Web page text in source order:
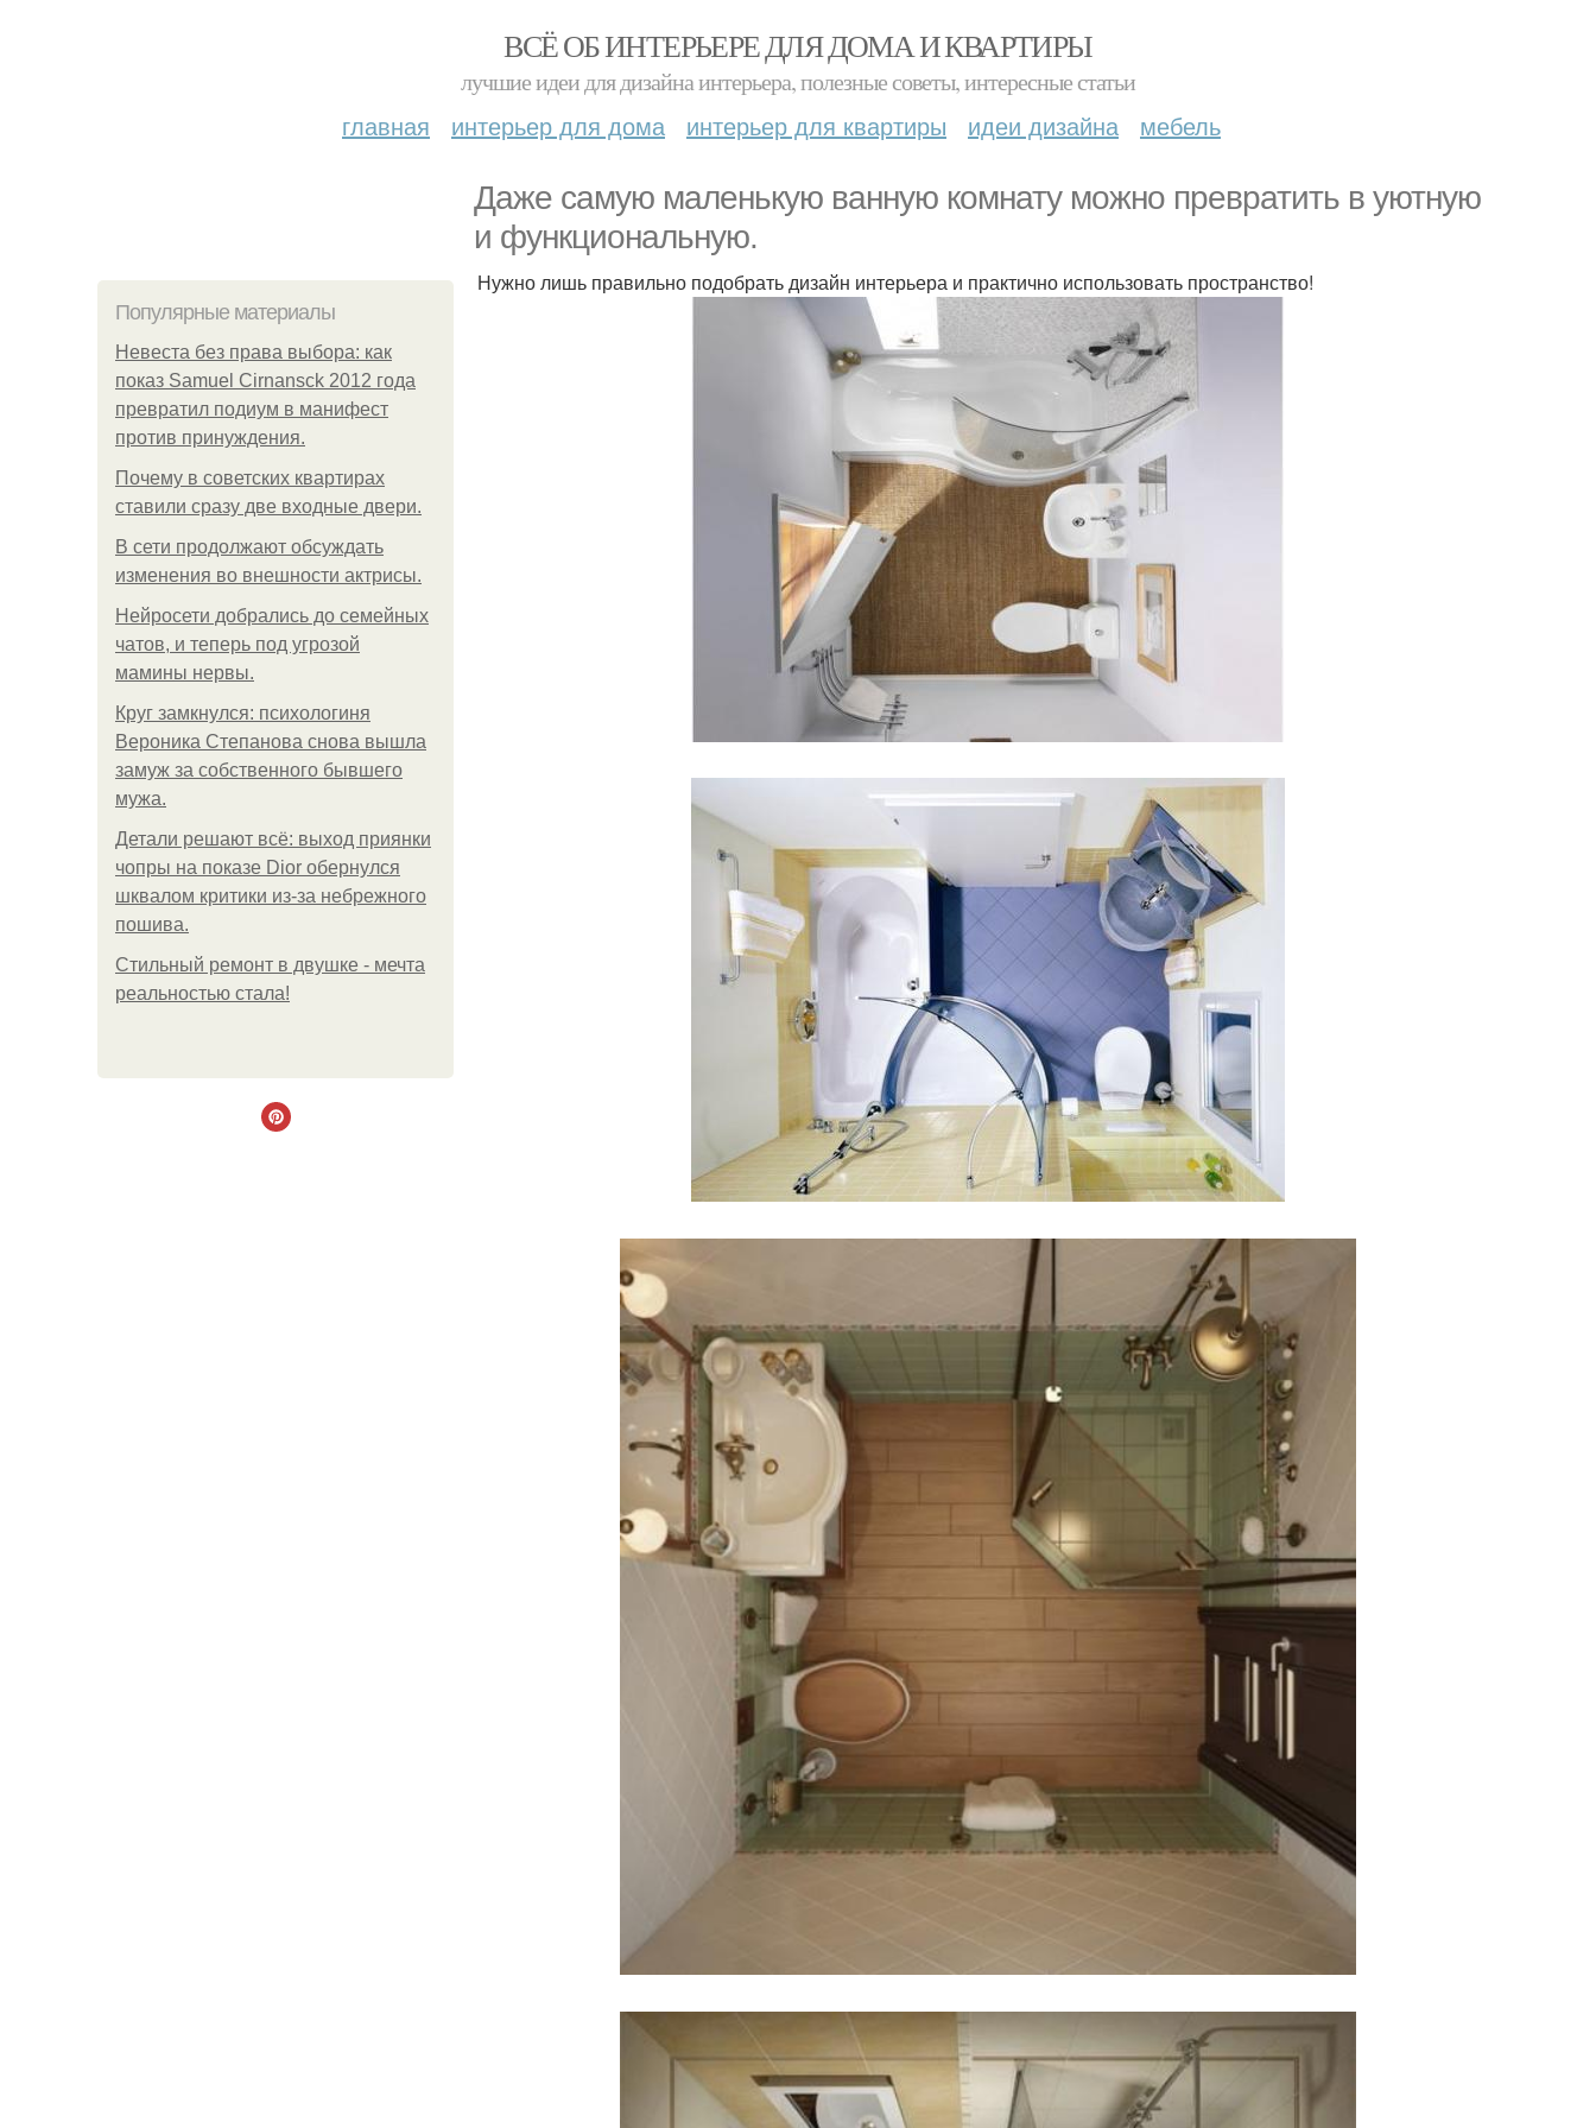
ВСЁ ОБ ИНТЕРЬЕРЕ ДЛЯ ДОМА И КВАРТИРЫ
лучшие идеи для дизайна интерьера, полезные советы, интересные статьи
главная интерьер для дома интерьер для квартиры идеи дизайна мебель
Даже самую маленькую ванную комнату можно превратить в уютную
и функциональную.
Популярные материалы
Невеста без права выбора: как
показ Samuel Cirnansck 2012 года
превратил подиум в манифест
против принуждения.
Почему в советских квартирах
ставили сразу две входные двери.
В сети продолжают обсуждать
изменения во внешности актрисы.
Нейросети добрались до семейных
чатов, и теперь под угрозой
мамины нервы.
Круг замкнулся: психологиня
Вероника Степанова снова вышла
замуж за собственного бывшего
мужа.
Детали решают всё: выход приянки
чопры на показе Dior обернулся
шквалом критики из-за небрежного
пошива.
Стильный ремонт в двушке - мечта
реальностью стала!
Нужно лишь правильно подобрать дизайн интерьера и практично использовать пространство!